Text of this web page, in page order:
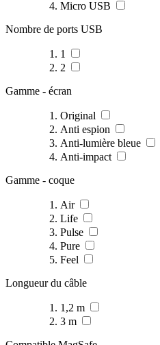
Micro USB
Nombre de ports USB
1
2
Gamme - écran
Original
Anti espion
Anti-lumière bleue
Anti-impact
Gamme - coque
Air
Life
Pulse
Pure
Feel
Longueur du câble
1,2 m
3 m